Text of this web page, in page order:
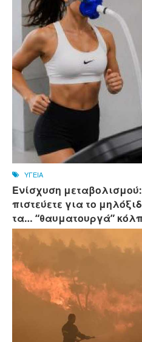
ΥΓΕΙΑ
Ενίσχυση
πιστεύετε για το
τα… “θαυματουργά”